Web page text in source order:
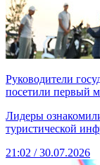
Руководители
посетили первый
Лидеры
туристической
21:02 / 30.07.2026